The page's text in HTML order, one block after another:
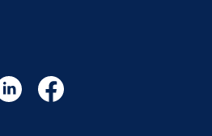
Link
edin
Fac
ebo